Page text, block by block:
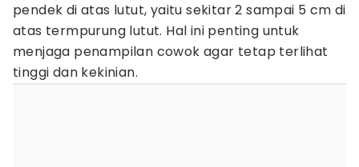
pendek di atas lutut, yaitu sekitar 2 sampai 5 cm di
atas termpurung lutut. Hal ini penting untuk
menjaga penampilan cowok agar tetap terlihat
tinggi dan kekinian.